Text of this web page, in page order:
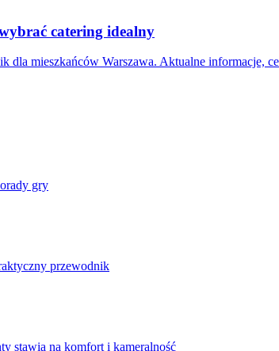
catering idealny
mieszkańców Warszawa. Aktualne informacje,
gry
przewodnik
stawia na komfort i kameralność